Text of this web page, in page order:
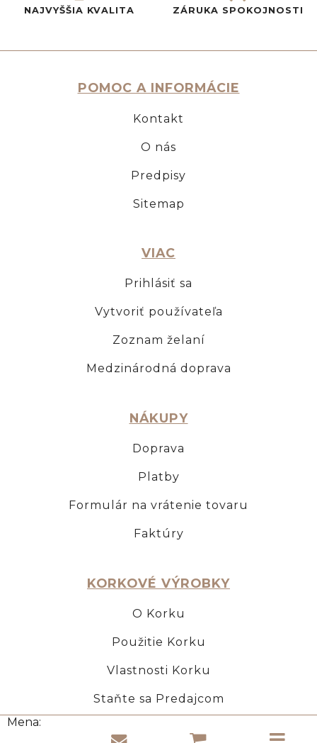
Mena:
NAJVYŠŠIA KVALITA ZÁRUKA SPOKOJNOSTI
POMOC A INFORMÁCIE
Kontakt
O nás
Predpisy
Sitemap
VIAC
Prihlásiť sa
Vytvoriť používateľa
Zoznam želaní
Medzinárodná doprava
NÁKUPY
Doprava
Platby
Formulár na vrátenie tovaru
Faktúry
KORKOVÉ VÝROBKY
O Korku
Použitie Korku
Vlastnosti Korku
Staňte sa Predajcom